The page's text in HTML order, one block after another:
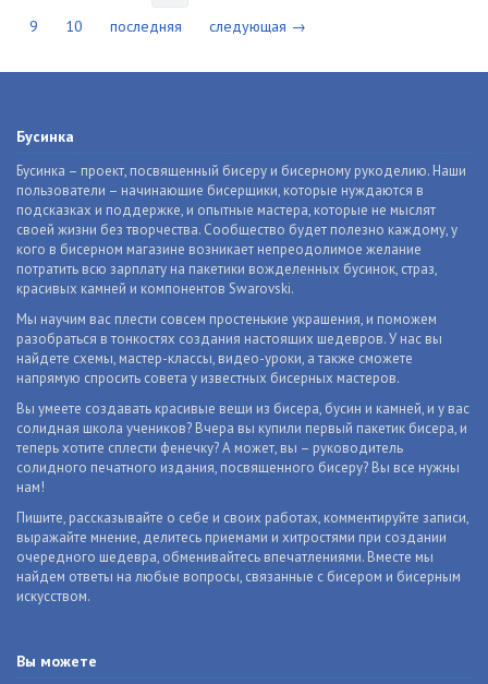
9
10 последняя следующая →
Бусинка
Бусинка – проект, посвященный бисеру и бисерному рукоделию. Наши
пользователи – начинающие бисерщики, которые нуждаются в
подсказках и поддержке, и опытные мастера, которые не мыслят
своей жизни без творчества. Сообщество будет полезно каждому, у
кого в бисерном магазине возникает непреодолимое желание
потратить всю зарплату на пакетики вожделенных бусинок, страз,
красивых камней и компонентов Swarovski.
Мы научим вас плести совсем простенькие украшения, и поможем
разобраться в тонкостях создания настоящих шедевров. У нас вы
найдете схемы, мастер-классы, видео-уроки, а также сможете
напрямую спросить совета у известных бисерных мастеров.
Вы умеете создавать красивые вещи из бисера, бусин и камней, и у вас
солидная школа учеников? Вчера вы купили первый пакетик бисера, и
теперь хотите сплести фенечку? А может, вы – руководитель
солидного печатного издания, посвященного бисеру? Вы все нужны
нам!
Пишите, рассказывайте о себе и своих работах, комментируйте записи,
выражайте мнение, делитесь приемами и хитростями при создании
очередного шедевра, обменивайтесь впечатлениями. Вместе мы
найдем ответы на любые вопросы, связанные с бисером и бисерным
искусством.
Вы можете